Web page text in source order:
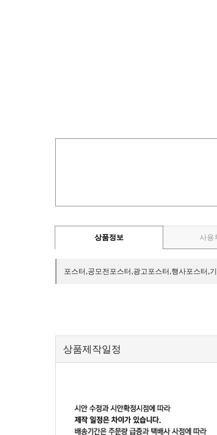
상품정보 사용
포스터,공모전포스터,광고포스터,행사포스터,
상품제작일정